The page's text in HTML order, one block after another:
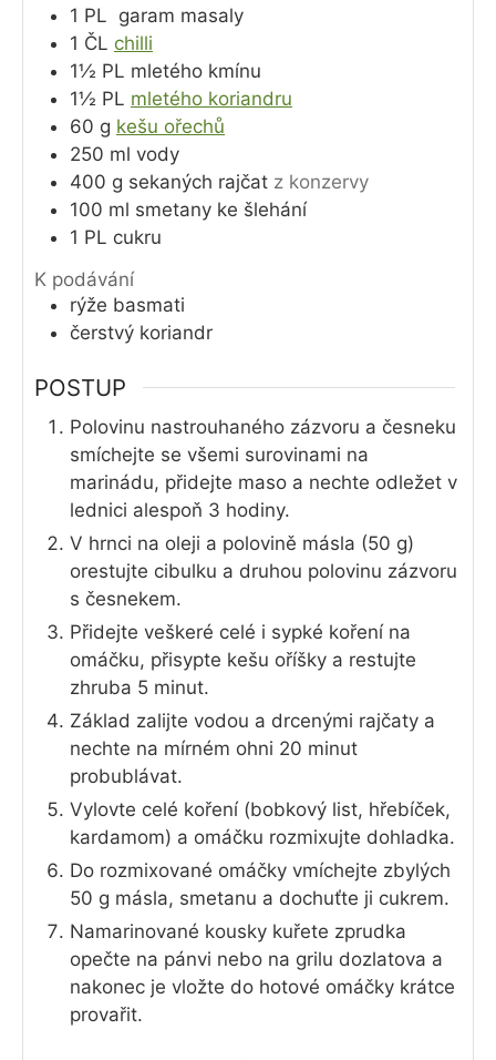
1 PL garam masaly
1 ČL chilli
1½ PL mletého kmínu
1½ PL mletého koriandru
60 g kešu ořechů
250 ml vody
400 g sekaných rajčat z konzervy
100 ml smetany ke šlehání
1 PL cukru
K podávání
rýže basmati
čerstvý koriandr
POSTUP
Polovinu nastrouhaného zázvoru a česneku
smíchejte se všemi surovinami na
marinádu, přidejte maso a nechte odležet v
lednici alespoň 3 hodiny.
V hrnci na oleji a polovině másla (50 g)
orestujte cibulku a druhou polovinu zázvoru
s česnekem.
Přidejte veškeré celé i sypké koření na
omáčku, přisypte kešu oříšky a restujte
zhruba 5 minut.
Základ zalijte vodou a drcenými rajčaty a
nechte na mírném ohni 20 minut
probublávat.
Vylovte celé koření (bobkový list, hřebíček,
kardamom) a omáčku rozmixujte dohladka.
Do rozmixované omáčky vmíchejte zbylých
50 g másla, smetanu a dochuťte ji cukrem.
Namarinované kousky kuřete zprudka
opečte na pánvi nebo na grilu dozlatova a
nakonec je vložte do hotové omáčky krátce
provařit.